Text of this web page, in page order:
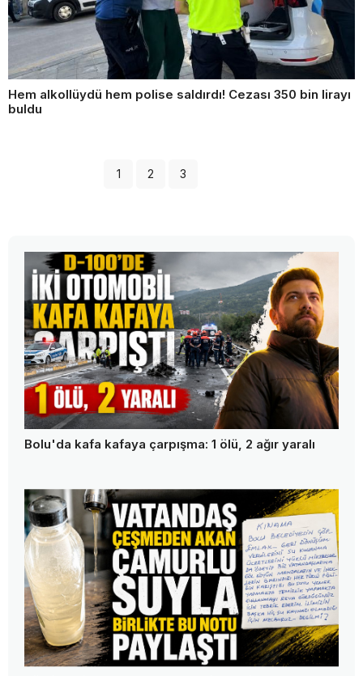
Hem alkollüydü hem polise saldırdı! Cezası 350 bin lirayı
buldu
1 2 3